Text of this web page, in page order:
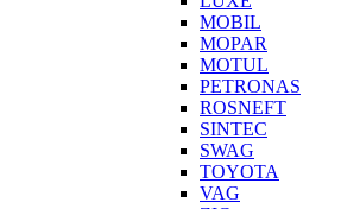
MOBIL
MOPAR
MOTUL
PETRONAS
ROSNEFT
SINTEC
SWAG
TOYOTA
VAG